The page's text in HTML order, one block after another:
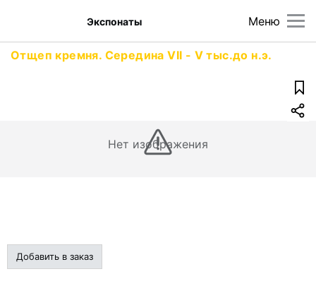
Меню
Экспонаты
Отщеп кремня. Середина VII - V тыс.до н.э.
Нет изображения
Добавить в заказ